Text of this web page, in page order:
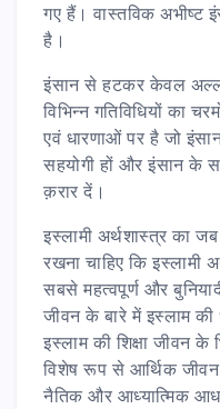
गए हैं। वास्तविक अभीष्ट
है।
इंसान से हटकर केवल
विभिन्न गतिविधियों का
एवं धारणाओं पर है जो
सहयोगी हों और इंसान के
क़रार दें।
इस्लामी अर्थशास्त्र का
रखना चाहिए कि
सबसे महत्वपूर्ण और
जीवन के बारे में इस्लाम की
इस्लाम की शिक्षा जीवन
विशेष रूप से आर्थिक जीवन
नैतिक और आध्यात्मिक